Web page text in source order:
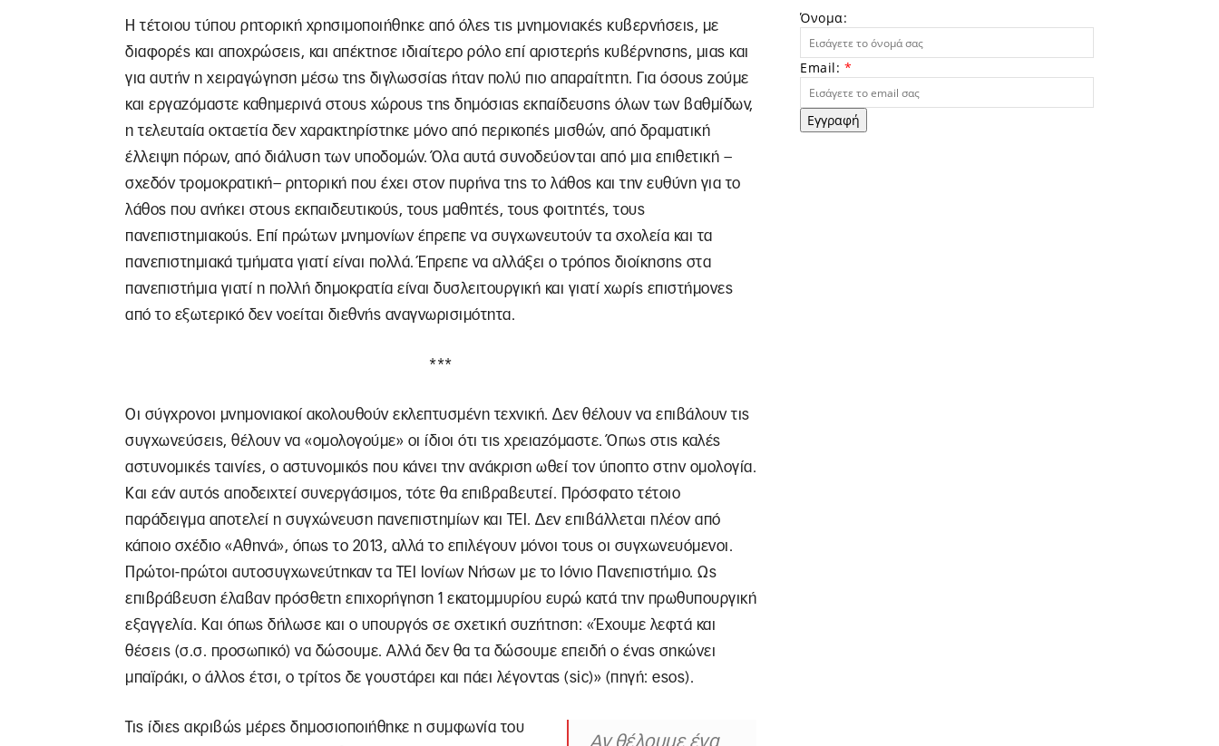
Η τέτοιου τύπου ρητορική χρησιμοποιήθηκε από όλες τις μνημονιακές κυβερνήσεις, με
διαφορές και αποχρώσεις, και απέκτησε ιδιαίτερο ρόλο επί αριστερής κυβέρνησης, μιας και
για αυτήν η χειραγώγηση μέσω της διγλωσσίας ήταν πολύ πιο απαραίτητη. Για όσους ζούμε
και εργαζόμαστε καθημερινά στους χώρους της δημόσιας εκπαίδευσης όλων των βαθμίδων,
η τελευταία οκταετία δεν χαρακτηρίστηκε μόνο από περικοπές μισθών, από δραματική
έλλειψη πόρων, από διάλυση των υποδομών. Όλα αυτά συνοδεύονται από μια επιθετική –
σχεδόν τρομοκρατική– ρητορική που έχει στον πυρήνα της το λάθος και την ευθύνη για το
λάθος που ανήκει στους εκπαιδευτικούς, τους μαθητές, τους φοιτητές, τους
πανεπιστημιακούς. Επί πρώτων μνημονίων έπρεπε να συγχωνευτούν τα σχολεία και τα
πανεπιστημιακά τμήματα γιατί είναι πολλά. Έπρεπε να αλλάξει ο τρόπος διοίκησης στα
πανεπιστήμια γιατί η πολλή δημοκρατία είναι δυσλειτουργική και γιατί χωρίς επιστήμονες
από το εξωτερικό δεν νοείται διεθνής αναγνωρισιμότητα.
***
Οι σύγχρονοι μνημονιακοί ακολουθούν εκλεπτυσμένη τεχνική. Δεν θέλουν να επιβάλουν τις
συγχωνεύσεις, θέλουν να «ομολογούμε» οι ίδιοι ότι τις χρειαζόμαστε. Όπως στις καλές
αστυνομικές ταινίες, ο αστυνομικός που κάνει την ανάκριση ωθεί τον ύποπτο στην ομολογία.
Και εάν αυτός αποδειχτεί συνεργάσιμος, τότε θα επιβραβευτεί. Πρόσφατο τέτοιο
παράδειγμα αποτελεί η συγχώνευση πανεπιστημίων και ΤΕΙ. Δεν επιβάλλεται πλέον από
κάποιο σχέδιο «Αθηνά», όπως το 2013, αλλά το επιλέγουν μόνοι τους οι συγχωνευόμενοι.
Πρώτοι-πρώτοι αυτοσυγχωνεύτηκαν τα ΤΕΙ Ιονίων Νήσων με το Ιόνιο Πανεπιστήμιο. Ως
επιβράβευση έλαβαν πρόσθετη επιχορήγηση 1 εκατομμυρίου ευρώ κατά την πρωθυπουργική
εξαγγελία. Και όπως δήλωσε και ο υπουργός σε σχετική συζήτηση: «Έχουμε λεφτά και
θέσεις (σ.σ. προσωπικό) να δώσουμε. Αλλά δεν θα τα δώσουμε επειδή ο ένας σηκώνει
μπαϊράκι, ο άλλος έτσι, ο τρίτος δε γουστάρει και πάει λέγοντας (sic)» (πηγή: esos).
Αν θέλουμε ένα
Τις ίδιες ακριβώς μέρες δημοσιοποιήθηκε η συμφωνία του
Όνομα:
Email: *
Εγγραφή